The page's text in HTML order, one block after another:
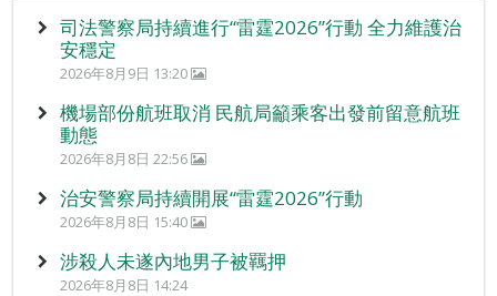
司法警察局持續進行“雷霆2026”行動 全力維護治
安穩定
2026年8月9日 13:20
機場部份航班取消 民航局籲乘客出發前留意航班
動態
2026年8月8日 22:56
治安警察局持續開展“雷霆2026”行動
2026年8月8日 15:40
涉殺人未遂內地男子被羈押
2026年8月8日 14:24